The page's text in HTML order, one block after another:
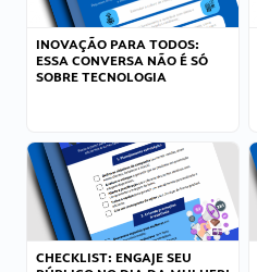
INOVAÇÃO PARA TODOS:
ESSA CONVERSA NÃO É SÓ
SOBRE TECNOLOGIA
CHECKLIST: ENGAJE SEU